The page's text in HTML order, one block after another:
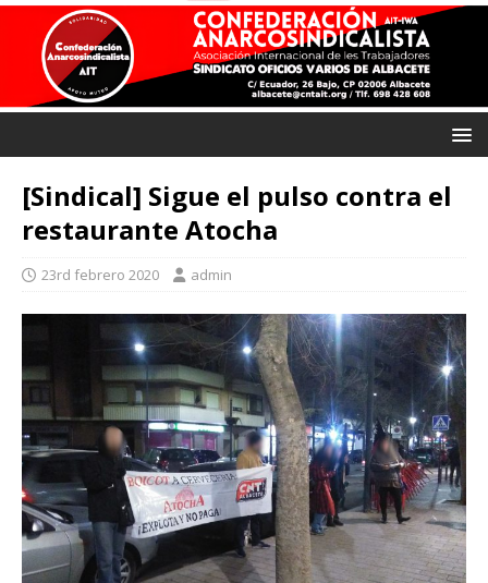
[Sindical] Sigue el pulso contra el
restaurante Atocha
23rd febrero 2020 admin